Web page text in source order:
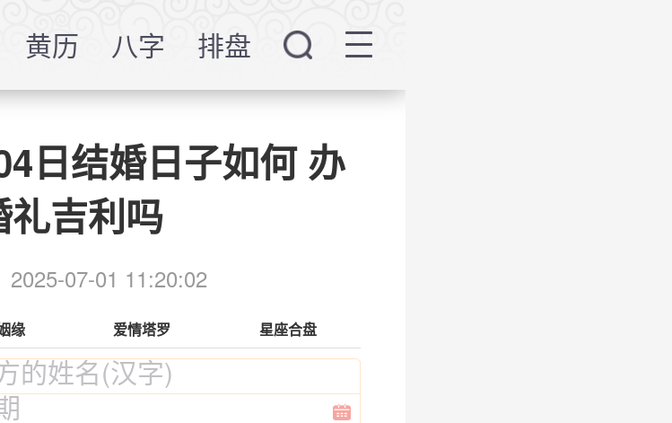
黄历 八字 排盘
日结婚日子如何 办
礼吉利吗
2025-07-01 11:20:02
缘 爱情塔罗 星座合盘